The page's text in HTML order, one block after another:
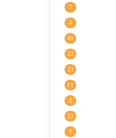
7
4
49
22
13
11
2
12
8